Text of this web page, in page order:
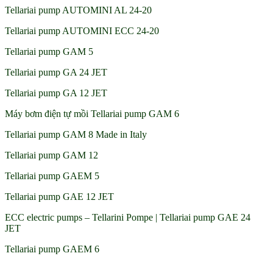
Tellariai pump AUTOMINI AL 24-20
Tellariai pump AUTOMINI ECC 24-20
Tellariai pump GAM 5
Tellariai pump GA 24 JET
Tellariai pump GA 12 JET
Máy bơm điện tự mồi Tellariai pump GAM 6
Tellariai pump GAM 8 Made in Italy
Tellariai pump GAM 12
Tellariai pump GAEM 5
Tellariai pump GAE 12 JET
ECC electric pumps – Tellarini Pompe | Tellariai pump GAE 24
JET
Tellariai pump GAEM 6